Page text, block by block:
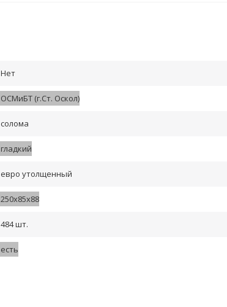
Нет
ОСМиБТ (г.Ст. Оскол)
солома
гладкий
евро утолщенный
250х85х88
484 шт.
есть